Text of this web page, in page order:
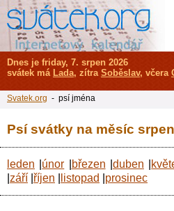
Psí svátky na měsíc srpen
leden únor březen duben
září říjen listopad prosinec
Dnes je friday, 7. srpen 2026
svátek má Lada, zítra Soběslav, včera
Svatek.org - psí jména